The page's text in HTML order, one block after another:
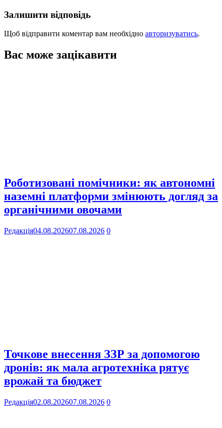
Залишити відповідь
Щоб відправити коментар вам необхідно авторизуватись.
Вас може зацікавити
Роботизовані помічники: як автономні
наземні платформи змінюють догляд за
органічними овочами
Редакція04.08.202607.08.2026 0
Точкове внесення ЗЗР за допомогою
дронів: як мала агротехніка рятує
врожай та бюджет
Редакція02.08.202607.08.2026 0